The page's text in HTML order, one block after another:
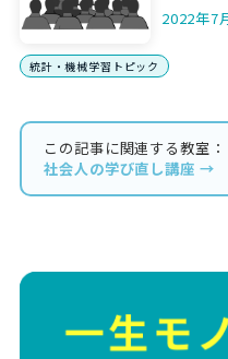
2022年7
統計・機械学習トピック
この記事に関連する教室
社会人の学び直し講座 →